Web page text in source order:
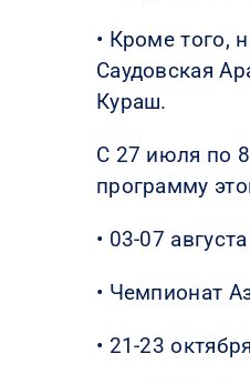
• Кроме того,
Саудовская
Кураш.
С 27 июля по
программу
• 03-07
• Чемпионат
• 21-23